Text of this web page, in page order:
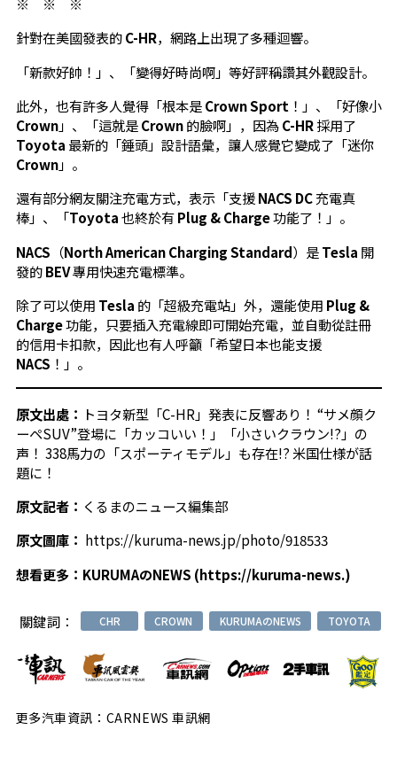
針對在美國發表的C-HR，網路上出現了多種迴響。
「新款好帥！」、「變得好時尚啊」等好評稱讚其外觀設計。
此外，也有許多人覺得「根本是Crown Sport ！」、「好像小
Crown」、「這就是Crown的臉啊」，因為C-HR採用了
Toyota 最新的「錘頭」設計語彙，讓人感覺它變成了「迷你
Crown」。
還有部分網友關注充電方式，表示「支援NACS DC充電真
棒」、「Toyota也終於有Plug & Charge功能了！」。
NACS （North American Charging Standard）是Tesla 開
發的BEV專用快速充電標準。
除了可以使用 Tesla 的「超級充電站」外，還能使用 Plug &
Charge功能，只要插入充電線即可開始充電，並自動從註冊
的信用卡扣款，因此也有人呼籲「希望日本也能支援
NACS ！」。
原文出處： トヨタ新型「C-HR」発表に反響あり！ “サメ顔ク
ーペSUV”登場に「カッコいい！」「小さいクラウン!?」の
声！ 338馬力の「スポーティモデル」も存在!? 米国仕様が話
題に！
原文記者： くるまのニュース編集部
原文圖庫： https://kuruma-news.jp/photo/918533
想看更多： KURUMAのNEWS (https://kuruma-news.)
關鍵詞： CHR CROWN KURUMAのNEWS TOYOTA
更多汽車資訊：CARNEWS 車訊網